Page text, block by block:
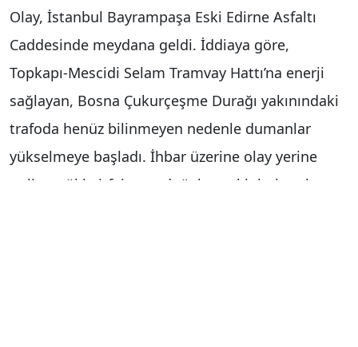
Olay, İstanbul Bayrampaşa Eski Edirne Asfaltı
Caddesinde meydana geldi. İddiaya göre,
Topkapı-Mescidi Selam Tramvay Hattı’na enerji
sağlayan, Bosna Çukurçeşme Durağı yakınındaki
trafoda henüz bilinmeyen nedenle dumanlar
yükselmeye başladı. İhbar üzerine olay yerine
polis, sağlık, itfaiye ve doğalgaz ekipleri sevk